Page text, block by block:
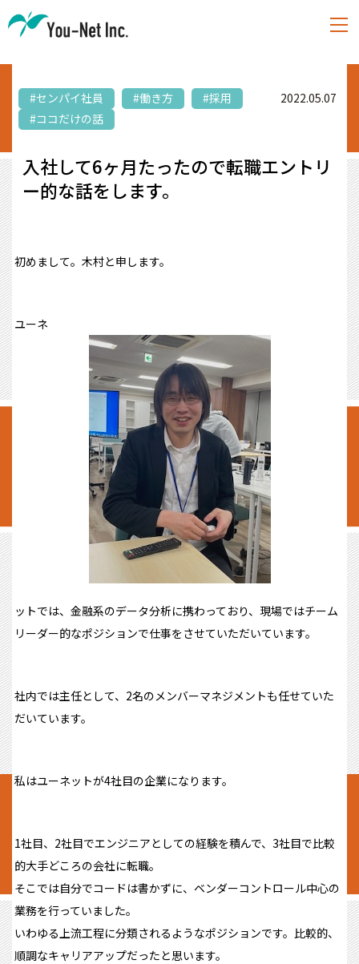
#センパイ社員 #働き方
#採用
#ココだけの話
2022.05.07
入社して6ヶ月たったので転職エントリ
ー的な話をします。
初めまして。木村と申します。
ユーネ
ットでは、金融系のデータ分析に携わっており、現場ではチーム
リーダー的なポジションで仕事をさせていただいています。
社内では主任として、2名のメンバーマネジメントも任せていた
だいています。
私はユーネットが4社目の企業になります。
1社目、2社目でエンジニアとしての経験を積んで、3社目で比較
的大手どころの会社に転職。
そこでは自分でコードは書かずに、ベンダーコントロール中心の
業務を行っていました。
いわゆる上流工程に分類されるようなポジションです。比較的、
順調なキャリアアップだったと思います。